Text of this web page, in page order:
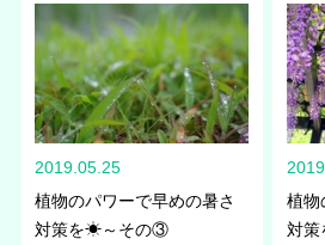
2019.05.25
植物のパワーで早めの暑さ
対策を☀～その③
植物
対